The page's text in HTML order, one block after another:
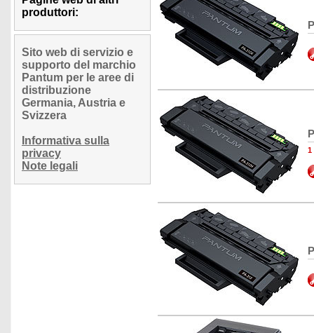
produttori:
Sito web di servizio e
supporto del marchio
Pantum per le aree di
distribuzione
Germania, Austria e
Svizzera
Informativa sulla
privacy
Note legali
1